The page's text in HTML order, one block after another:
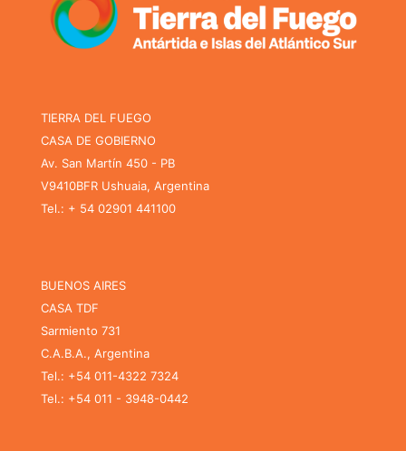
TIERRA DEL FUEGO
CASA DE GOBIERNO
Av. San Martín 450 - PB
V9410BFR Ushuaia, Argentina
Tel.: + 54 02901 441100
BUENOS AIRES
CASA TDF
Sarmiento 731
C.A.B.A., Argentina
Tel.: +54 011-4322 7324
Tel.: +54 011 - 3948-0442